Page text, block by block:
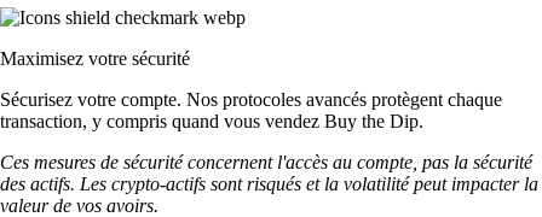
Maximisez votre sécurité
Sécurisez votre compte. Nos protocoles avancés protègent chaque
transaction, y compris quand vous vendez Buy the Dip.
Ces mesures de sécurité concernent l'accès au compte, pas la sécurité
des actifs. Les crypto-actifs sont risqués et la volatilité peut impacter la
valeur de vos avoirs.